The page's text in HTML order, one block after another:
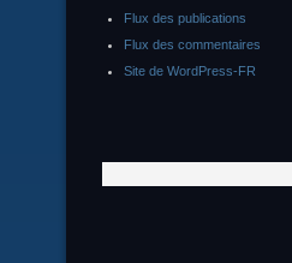
Flux des publications
Flux des commentaires
Site de WordPress-FR